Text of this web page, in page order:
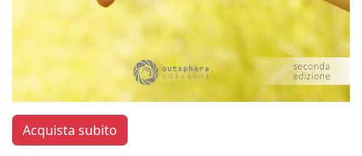
Acquista subito